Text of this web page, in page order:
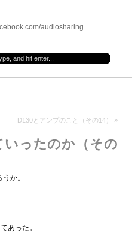
audiosharing
D130とアンプのこと（その14） »
ったのか（その
か。
あった。